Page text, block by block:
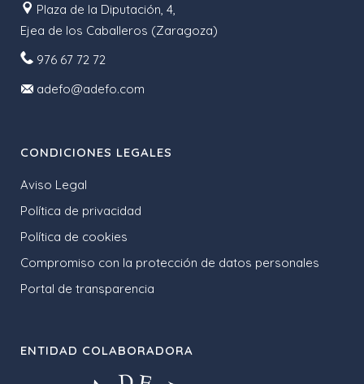
Plaza de la Diputación, 4,
Ejea de los Caballeros (Zaragoza)
976 67 72 72
adefo@adefo.com
CONDICIONES LEGALES
Aviso Legal
Política de privacidad
Política de cookies
Compromiso con la protección de datos personales
Portal de transparencia
ENTIDAD COLABORADORA